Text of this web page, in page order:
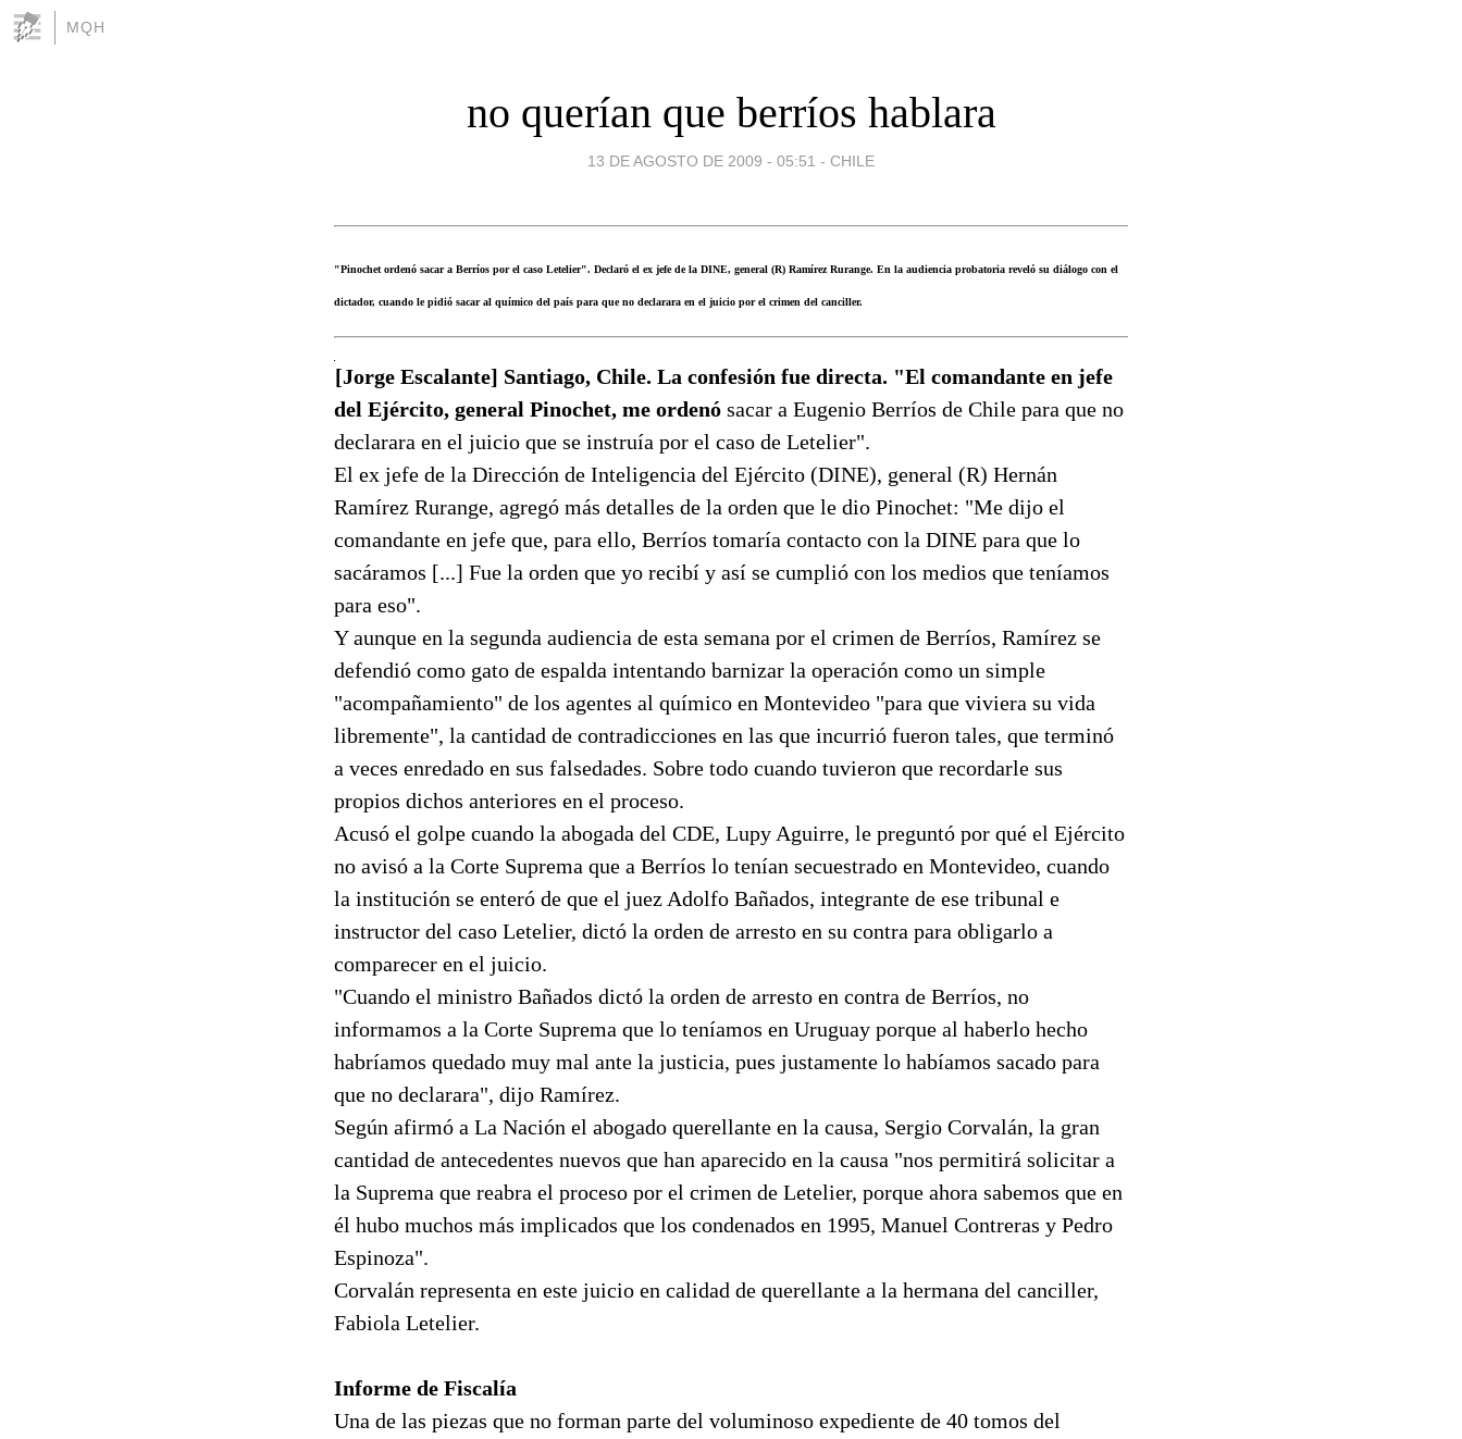
MQH
no querían que berríos hablara
13 DE AGOSTO DE 2009 - 05:51 - CHILE
"Pinochet ordenó sacar a Berríos por el caso Letelier". Declaró el ex jefe de la DINE, general (R) Ramírez Rurange. En la audiencia probatoria reveló su diálogo con el
dictador, cuando le pidió sacar al químico del país para que no declarara en el juicio por el crimen del canciller.
[Jorge Escalante] Santiago, Chile. La confesión fue directa. "El comandante en jefe
del Ejército, general Pinochet, me ordenó sacar a Eugenio Berríos de Chile para que no
declarara en el juicio que se instruía por el caso de Letelier".
El ex jefe de la Dirección de Inteligencia del Ejército (DINE), general (R) Hernán
Ramírez Rurange, agregó más detalles de la orden que le dio Pinochet: "Me dijo el
comandante en jefe que, para ello, Berríos tomaría contacto con la DINE para que lo
sacáramos [...] Fue la orden que yo recibí y así se cumplió con los medios que teníamos
para eso".
Y aunque en la segunda audiencia de esta semana por el crimen de Berríos, Ramírez se
defendió como gato de espalda intentando barnizar la operación como un simple
"acompañamiento" de los agentes al químico en Montevideo "para que viviera su vida
libremente", la cantidad de contradicciones en las que incurrió fueron tales, que terminó
a veces enredado en sus falsedades. Sobre todo cuando tuvieron que recordarle sus
propios dichos anteriores en el proceso.
Acusó el golpe cuando la abogada del CDE, Lupy Aguirre, le preguntó por qué el Ejército
no avisó a la Corte Suprema que a Berríos lo tenían secuestrado en Montevideo, cuando
la institución se enteró de que el juez Adolfo Bañados, integrante de ese tribunal e
instructor del caso Letelier, dictó la orden de arresto en su contra para obligarlo a
comparecer en el juicio.
"Cuando el ministro Bañados dictó la orden de arresto en contra de Berríos, no
informamos a la Corte Suprema que lo teníamos en Uruguay porque al haberlo hecho
habríamos quedado muy mal ante la justicia, pues justamente lo habíamos sacado para
que no declarara", dijo Ramírez.
Según afirmó a La Nación el abogado querellante en la causa, Sergio Corvalán, la gran
cantidad de antecedentes nuevos que han aparecido en la causa "nos permitirá solicitar a
la Suprema que reabra el proceso por el crimen de Letelier, porque ahora sabemos que en
él hubo muchos más implicados que los condenados en 1995, Manuel Contreras y Pedro
Espinoza".
Corvalán representa en este juicio en calidad de querellante a la hermana del canciller,
Fabiola Letelier.
Informe de Fiscalía
Una de las piezas que no forman parte del voluminoso expediente de 40 tomos del